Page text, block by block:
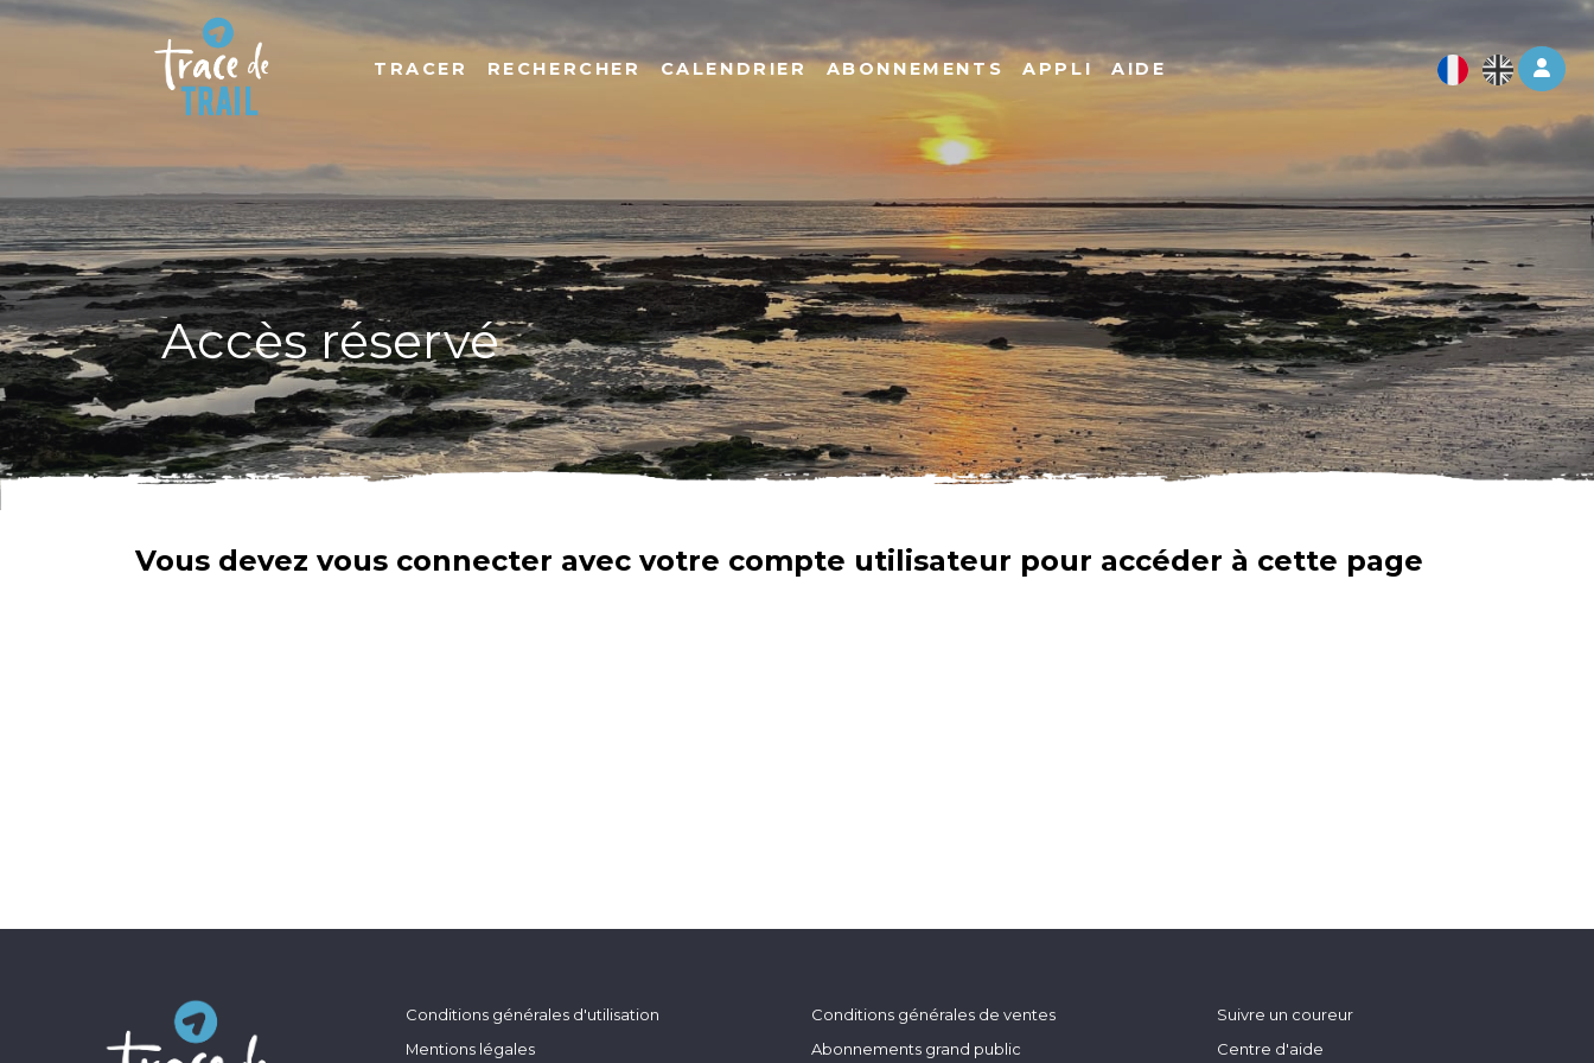
Log
TRACER RECHERCHER CALENDRIER ABONNEMENTS APPLI AIDE
Accès réservé
Vous devez vous connecter avec votre compte utilisateur pour accéder à cette page
Conditions générales d'utilisation
Mentions légales
Conditions générales de ventes
Abonnements grand public
Suivre un coureur
Centre d'aide